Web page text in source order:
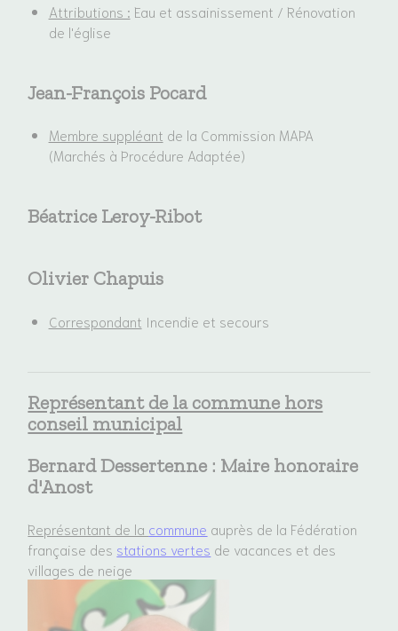
Attributions : Eau et assainissement / Rénovation
de l'église
Jean-François Pocard
Membre suppléant de la Commission MAPA
(Marchés à Procédure Adaptée)
Béatrice Leroy-Ribot
Olivier Chapuis
Correspondant Incendie et secours
Représentant de la commune hors
conseil municipal
Bernard Dessertenne : Maire honoraire
d'Anost
Représentant de la commune auprès de la Fédération
française des stations vertes de vacances et des
villages de neige